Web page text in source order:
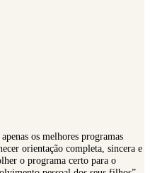
os melhores programas
orientação completa, sincera e
o programa certo para o